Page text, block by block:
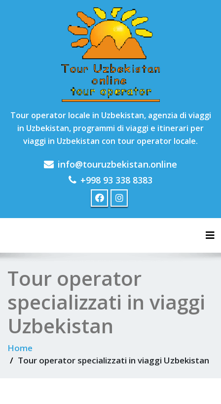
Tour operator locale in Uzbekistan, agenzia di viaggi
in Uzbekistan, programmi di viaggi e itinerari per
viaggi in Uzbekistan con tour operator locale.
info@touruzbekistan.online
+998 93 338 8383
Tour operator
specializzati in viaggi
Uzbekistan
Home
Tour operator specializzati in viaggi Uzbekistan